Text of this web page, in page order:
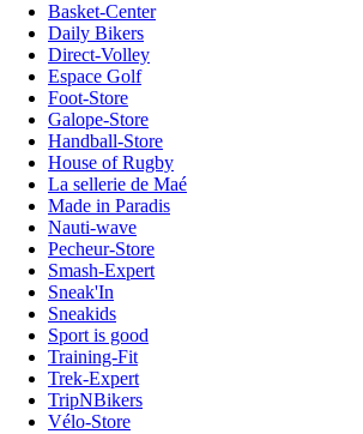
Basket-Center
Daily Bikers
Direct-Volley
Espace Golf
Foot-Store
Galope-Store
Handball-Store
House of Rugby
La sellerie de Maé
Made in Paradis
Nauti-wave
Pecheur-Store
Smash-Expert
Sneak'In
Sneakids
Sport is good
Training-Fit
Trek-Expert
TripNBikers
Vélo-Store